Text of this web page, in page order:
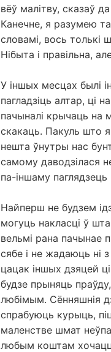
вёў малітву, сказаў
Канечне, я разумею
словамі, вось толькі
Нібыта і правільна,
У іншых месцах былі
пагладзіць алтар, ці
пачыналі крычаць на
скакаць. Пакуль што
нешта ўнутры нас
самому даводзілася
па-іншаму паглядзець
Найперш не будзем
могуць накласці ў
вельмі рана пачынае
сябе і не жадаюць ні
цацак іншых дзяцей ці
будзе прыняць
любімым. Сённяшнія
спрабуюць курыць,
маленстве шмат
любым коштам